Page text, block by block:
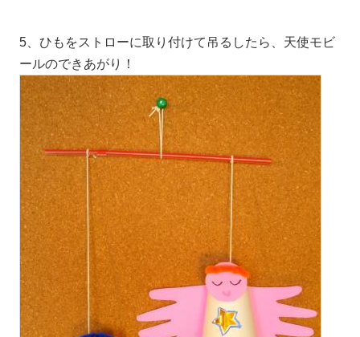
5、ひもをストローに取り付けて吊るしたら、天使モビ
ールのできあがり！